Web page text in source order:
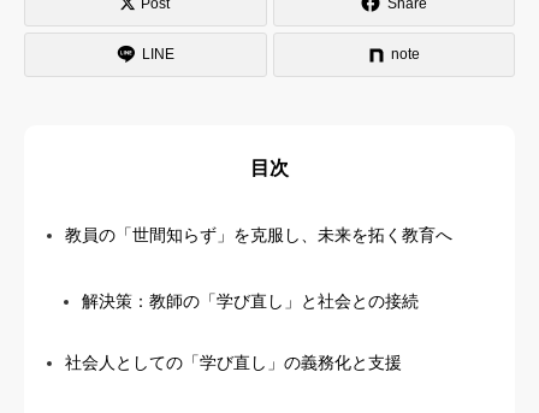
Post Share
LINE note
目次
教員の「世間知らず」を克服し、未来を拓く教育へ
解決策：教師の「学び直し」と社会との接続
社会人としての「学び直し」の義務化と支援